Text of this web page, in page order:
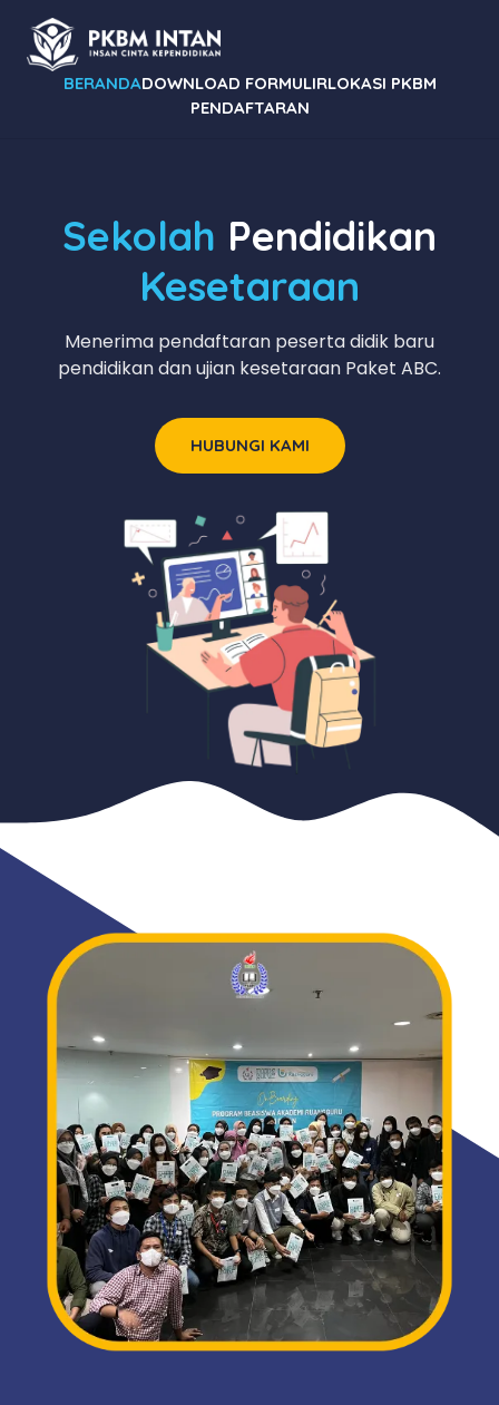
BERANDADOWNLOAD FORMULIRLOKASI PKBM
PENDAFTARAN
Sekolah Pendidikan
Kesetaraan
Menerima pendaftaran peserta didik baru
pendidikan dan ujian kesetaraan Paket ABC.
HUBUNGI KAMI